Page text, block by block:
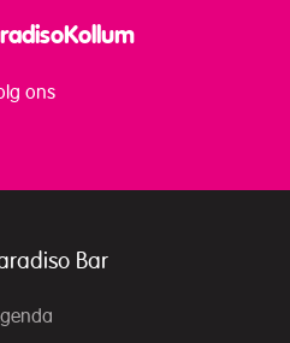
ons
Bar